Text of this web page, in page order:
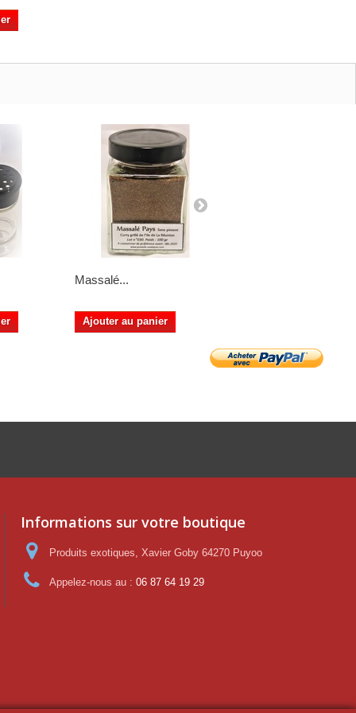
Massalé...
Ajouter au panier
Informations sur votre boutique
Produits exotiques, Xavier Goby 64270 Puyoo
Appelez-nous au : 06 87 64 19 29